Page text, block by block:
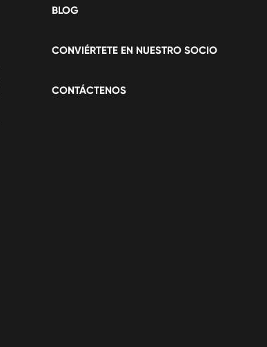
BLOG
CONVIÉRTETE EN NUESTRO SOCIO
CONTÁCTENOS